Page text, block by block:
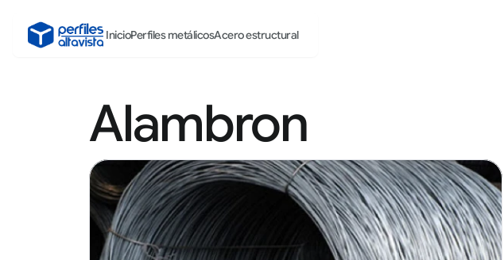
InicioPerfiles metálicosAcero estructural
Alambron